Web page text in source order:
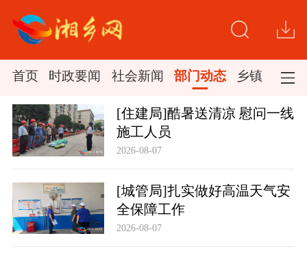
首页 时政要闻 社会新闻 部门动态 乡镇新闻
[住建局]酷暑送清凉 慰问一线
施工人员
2026-08-07
[城管局]扎实做好高温天气安
全保障工作
2026-08-07